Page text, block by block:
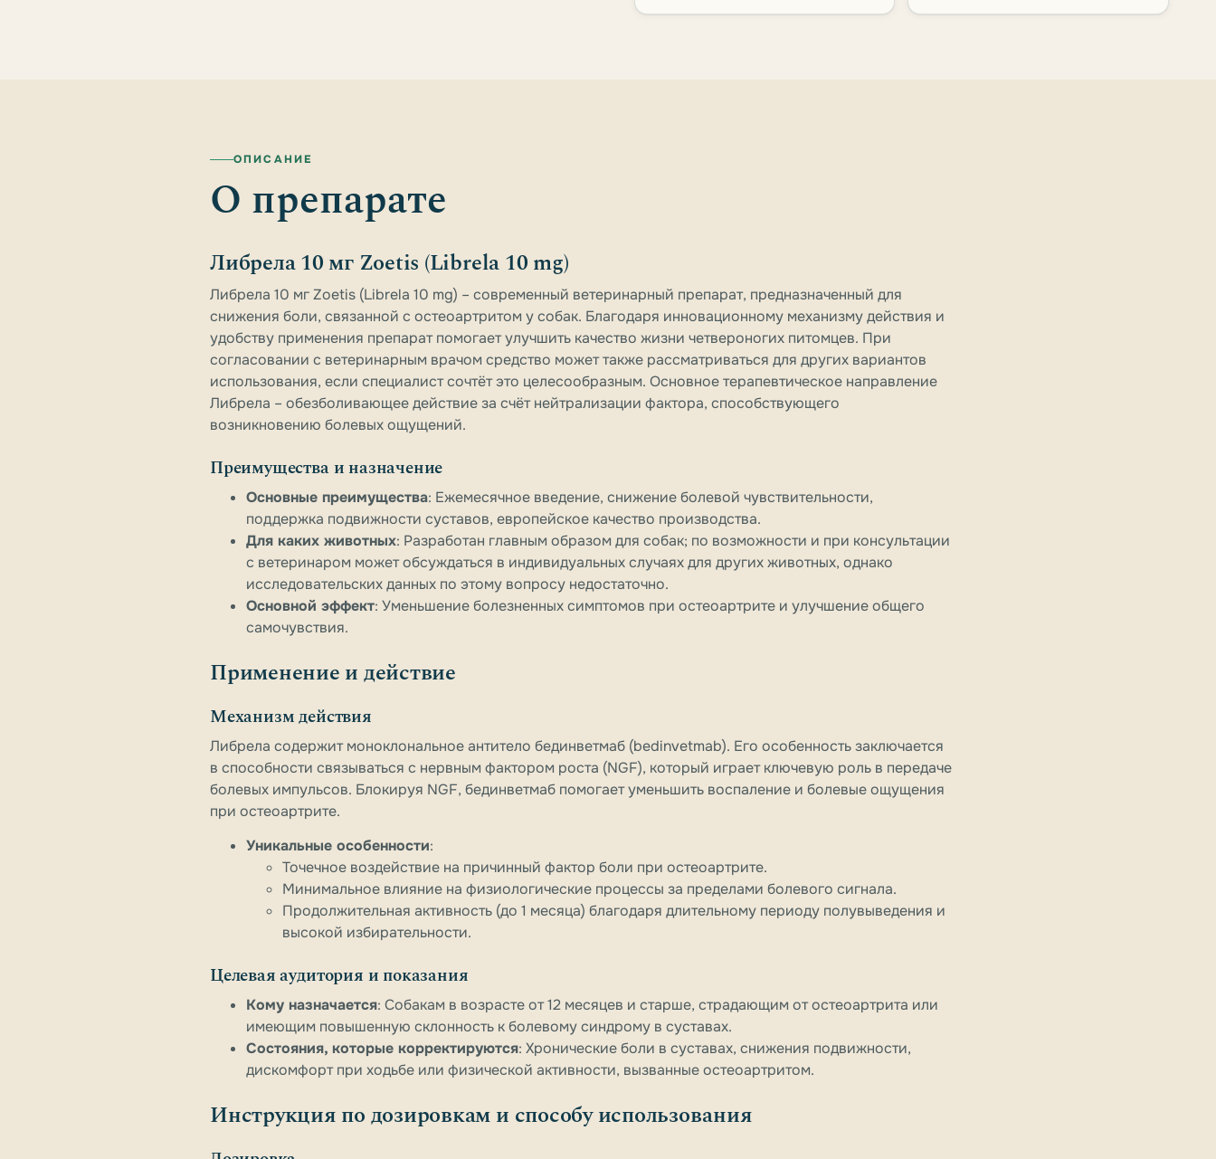
ОПИСАНИЕ
О препарате
Либрела 10 мг Zoetis (Librela 10 mg)
Либрела 10 мг Zoetis (Librela 10 mg) – современный ветеринарный препарат, предназначенный для
снижения боли, связанной с остеоартритом у собак. Благодаря инновационному механизму действия и
удобству применения препарат помогает улучшить качество жизни четвероногих питомцев. При
согласовании с ветеринарным врачом средство может также рассматриваться для других вариантов
использования, если специалист сочтёт это целесообразным. Основное терапевтическое направление
Либрела – обезболивающее действие за счёт нейтрализации фактора, способствующего
возникновению болевых ощущений.
Преимущества и назначение
Основные преимущества: Ежемесячное введение, снижение болевой чувствительности,
поддержка подвижности суставов, европейское качество производства.
Для каких животных: Разработан главным образом для собак; по возможности и при консультации
с ветеринаром может обсуждаться в индивидуальных случаях для других животных, однако
исследовательских данных по этому вопросу недостаточно.
Основной эффект: Уменьшение болезненных симптомов при остеоартрите и улучшение общего
самочувствия.
Применение и действие
Механизм действия
Либрела содержит моноклональное антитело бединветмаб (bedinvetmab). Его особенность заключается
в способности связываться с нервным фактором роста (NGF), который играет ключевую роль в передаче
болевых импульсов. Блокируя NGF, бединветмаб помогает уменьшить воспаление и болевые ощущения
при остеоартрите.
Уникальные особенности:
Точечное воздействие на причинный фактор боли при остеоартрите.
Минимальное влияние на физиологические процессы за пределами болевого сигнала.
Продолжительная активность (до 1 месяца) благодаря длительному периоду полувыведения и
высокой избирательности.
Целевая аудитория и показания
Кому назначается: Собакам в возрасте от 12 месяцев и старше, страдающим от остеоартрита или
имеющим повышенную склонность к болевому синдрому в суставах.
Состояния, которые корректируются: Хронические боли в суставах, снижения подвижности,
дискомфорт при ходьбе или физической активности, вызванные остеоартритом.
Инструкция по дозировкам и способу использования